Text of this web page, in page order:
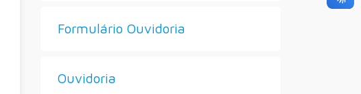
Formulário Ouvidoria
Ouvidoria